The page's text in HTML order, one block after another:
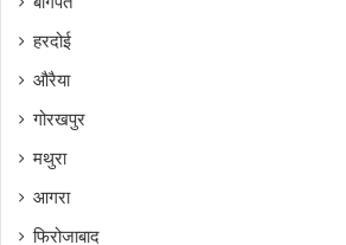
हरदोई
औरैया
गोरखपुर
मथुरा
आगरा
फिरोजाबाद